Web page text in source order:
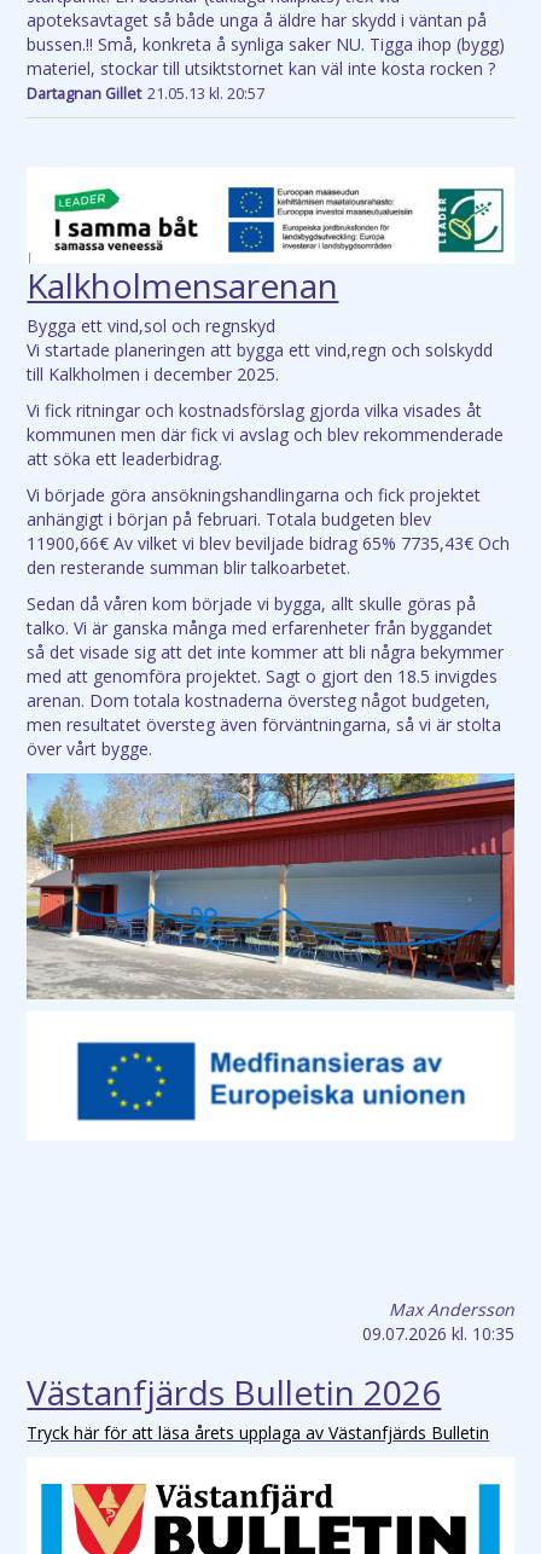
apoteksavtaget så både unga å äldre har skydd i väntan på
bussen.!! Små, konkreta å synliga saker NU. Tigga ihop (bygg)
materiel, stockar till utsiktstornet kan väl inte kosta rocken ?
Dartagnan Gillet 21.05.13 kl. 20:57
Kalkholmensarenan
Bygga ett vind,sol och regnskyd
Vi startade planeringen att bygga ett vind,regn och solskydd
till Kalkholmen i december 2025.
Vi fick ritningar och kostnadsförslag gjorda vilka visades åt
kommunen men där fick vi avslag och blev rekommenderade
att söka ett leaderbidrag.
Vi började göra ansökningshandlingarna och fick projektet
anhängigt i början på februari. Totala budgeten blev
11900,66€ Av vilket vi blev beviljade bidrag 65% 7735,43€ Och
den resterande summan blir talkoarbetet.
Sedan då våren kom började vi bygga, allt skulle göras på
talko. Vi är ganska många med erfarenheter från byggandet
så det visade sig att det inte kommer att bli några bekymmer
med att genomföra projektet. Sagt o gjort den 18.5 invigdes
arenan. Dom totala kostnaderna översteg något budgeten,
men resultatet översteg även förväntningarna, så vi är stolta
över vårt bygge.
Max Andersson
09.07.2026 kl. 10:35
Västanfjärds Bulletin 2026
Tryck här för att läsa årets upplaga av Västanfjärds Bulletin